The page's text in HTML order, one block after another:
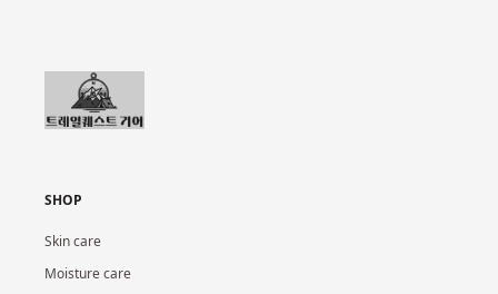
SHOP
Skin care
Moisture care